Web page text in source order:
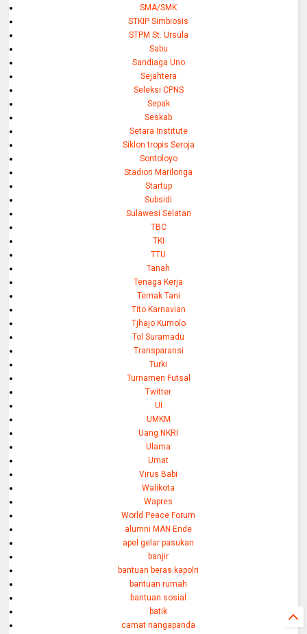
SMA/SMK
STKIP Simbiosis
STPM St. Ursula
Sabu
Sandiaga Uno
Sejahtera
Seleksi CPNS
Sepak
Seskab
Setara Institute
Siklon tropis Seroja
Sontoloyo
Stadion Marilonga
Startup
Subsidi
Sulawesi Selatan
TBC
TKI
TTU
Tanah
Tenaga Kerja
Ternak Tani
Tito Karnavian
Tjhajo Kumolo
Tol Suramadu
Transparansi
Turki
Turnamen Futsal
Twitter
UI
UMKM
Uang NKRI
Ulama
Umat
Virus Babi
Walikota
Wapres
World Peace Forum
alumni MAN Ende
apel gelar pasukan
banjir
bantuan beras kapolri
bantuan rumah
bantuan sosial
batik
camat nangapanda